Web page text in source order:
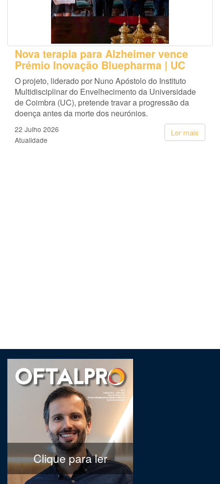
Nova terapia para Alzheimer vence
Prémio Inovação Bluepharma | UC
O projeto, liderado por Nuno Apóstolo do Instituto
Multidisciplinar do Envelhecimento da Universidade
de Coimbra (UC), pretende travar a progressão da
doença antes da morte dos neurónios.
Ler mais
22 Julho 2026
Atualidade
Clique para ler